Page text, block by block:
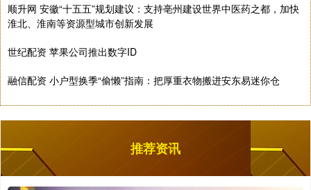
顺升网 安徽“十五五”规划建议：支持亳州建设世界中医药之都，加快
淮北、淮南等资源型城市创新发展
世纪配资 苹果公司推出数字ID
融信配资 小户型换季“偷懒”指南：把厚重衣物搬进安东易迷你仓
推荐资讯